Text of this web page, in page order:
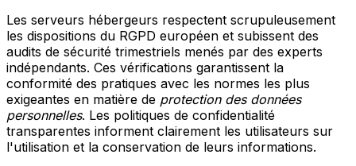
Les serveurs hébergeurs respectent scrupuleusement
les dispositions du RGPD européen et subissent des
audits de sécurité trimestriels menés par des experts
indépendants. Ces vérifications garantissent la
conformité des pratiques avec les normes les plus
exigeantes en matière de protection des données
personnelles. Les politiques de confidentialité
transparentes informent clairement les utilisateurs sur
l'utilisation et la conservation de leurs informations.